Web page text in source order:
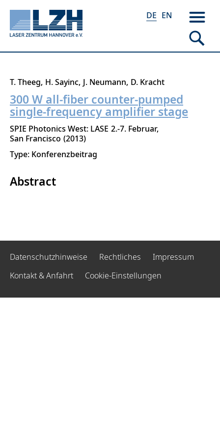
Direkt
zum
Inhalt
DE EN
T. Theeg H. Sayinc J. Neumann D. Kracht
300 W all-fiber counter-pumped
single-frequency amplifier stage
SPIE Photonics West: LASE 2.-7. Februar
San Francisco 2013
Type: Konferenzbeitrag
Abstract
Datenschutzhinweise Rechtliches
Impressum
Kontakt & Anfahrt
Cookie-Einstellungen